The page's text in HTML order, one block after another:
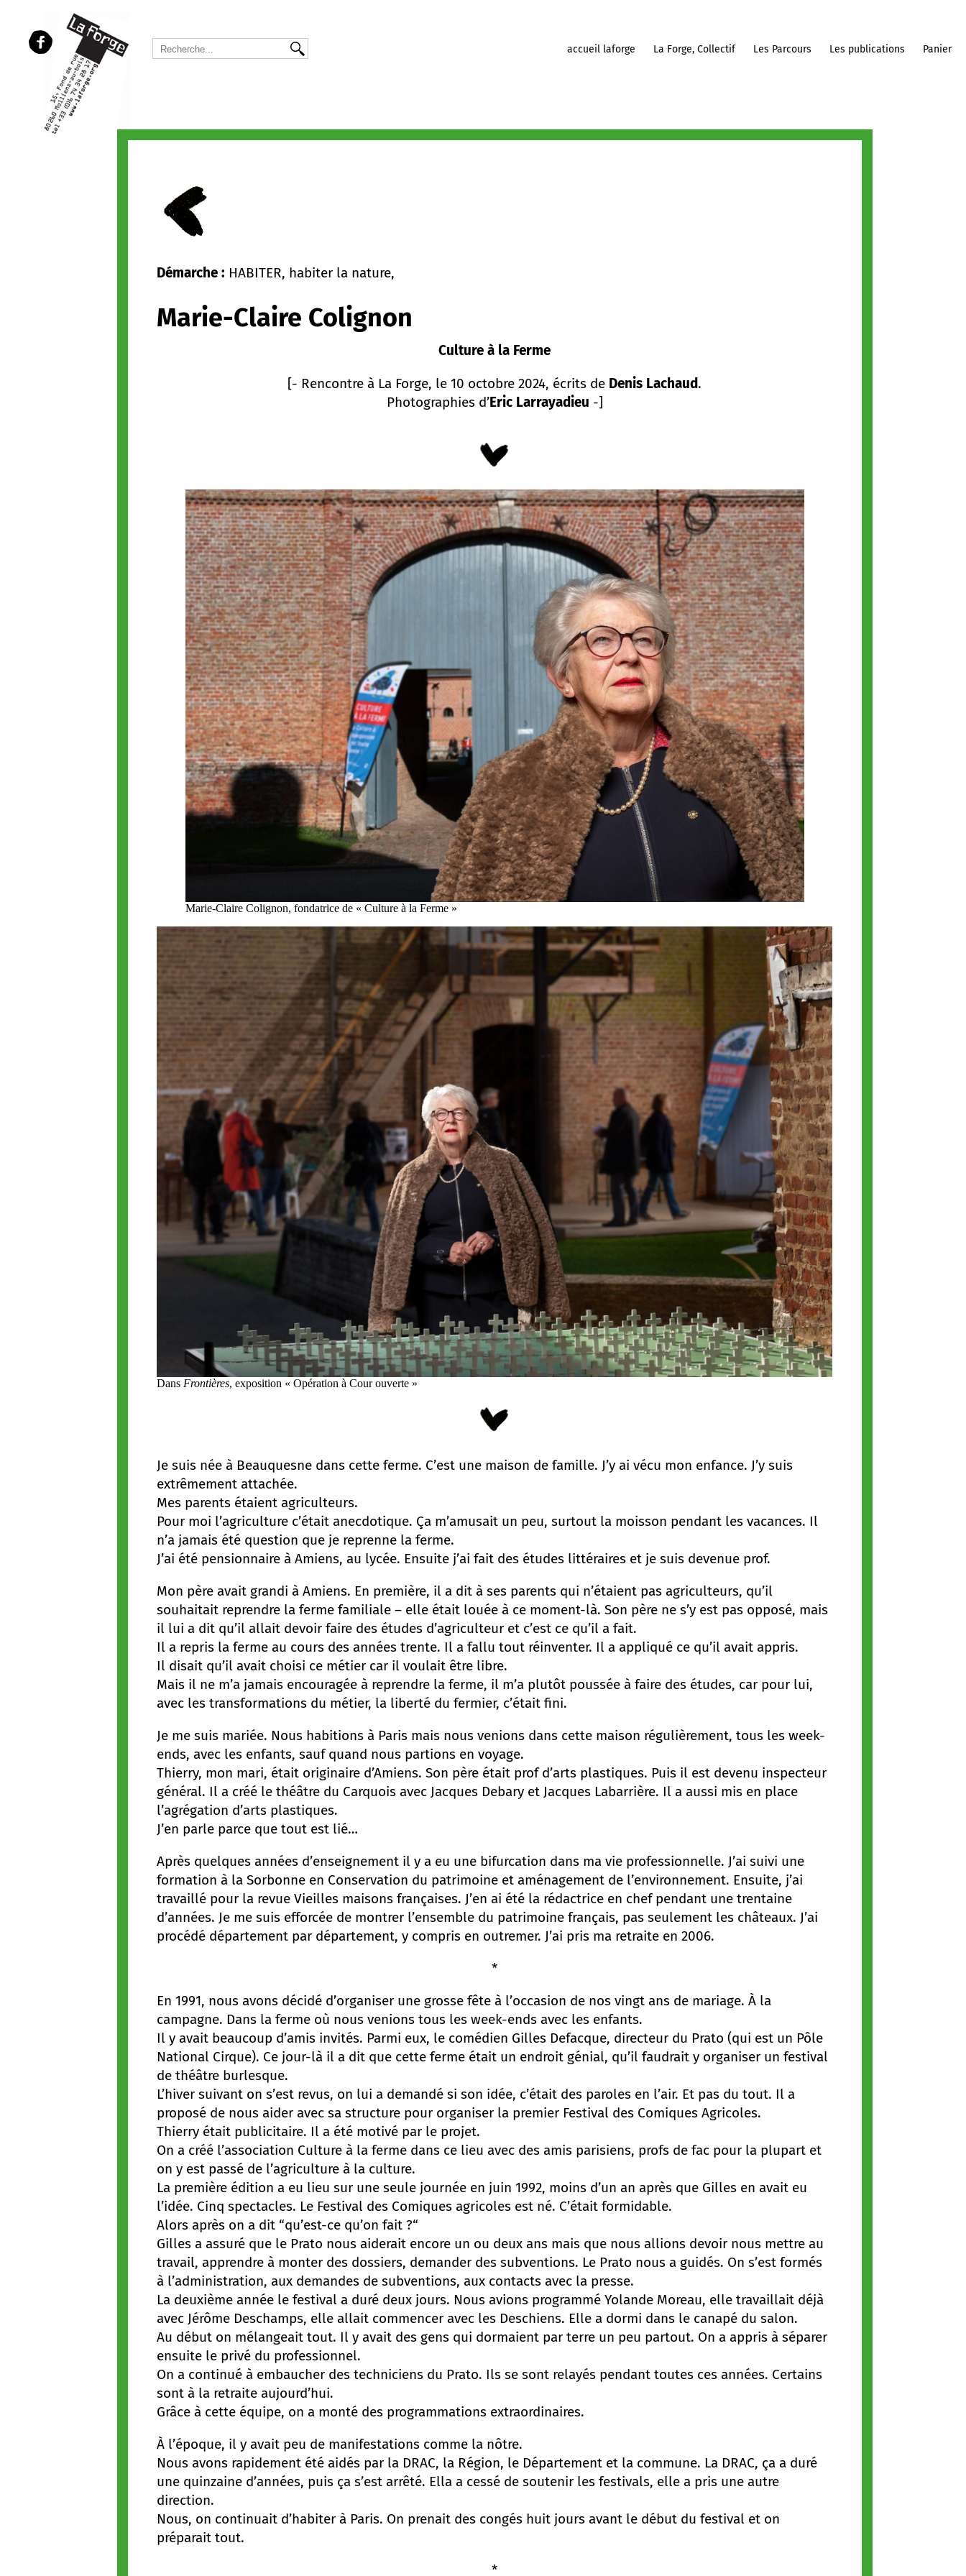
accueil laforge La Forge, Collectif Les Parcours Les publications Panier
Démarche : HABITER, habiter la nature,
Marie-Claire Colignon
Culture à la Ferme
[- Rencontre à La Forge, le 10 octobre 2024, écrits de Denis Lachaud.
Photographies d’Eric Larrayadieu -]
Marie-Claire Colignon, fondatrice de « Culture à la Ferme »
Dans Frontières, exposition « Opération à Cour ouverte »
Je suis née à Beauquesne dans cette ferme. C’est une maison de famille. J’y ai vécu mon enfance. J’y suis
extrêmement attachée.
Mes parents étaient agriculteurs.
Pour moi l’agriculture c’était anecdotique. Ça m’amusait un peu, surtout la moisson pendant les vacances. Il
n’a jamais été question que je reprenne la ferme.
J’ai été pensionnaire à Amiens, au lycée. Ensuite j’ai fait des études littéraires et je suis devenue prof.
Mon père avait grandi à Amiens. En première, il a dit à ses parents qui n’étaient pas agriculteurs, qu’il
souhaitait reprendre la ferme familiale – elle était louée à ce moment-là. Son père ne s’y est pas opposé, mais
il lui a dit qu’il allait devoir faire des études d’agriculteur et c’est ce qu’il a fait.
Il a repris la ferme au cours des années trente. Il a fallu tout réinventer. Il a appliqué ce qu’il avait appris.
Il disait qu’il avait choisi ce métier car il voulait être libre.
Mais il ne m’a jamais encouragée à reprendre la ferme, il m’a plutôt poussée à faire des études, car pour lui,
avec les transformations du métier, la liberté du fermier, c’était fini.
Je me suis mariée. Nous habitions à Paris mais nous venions dans cette maison régulièrement, tous les week-
ends, avec les enfants, sauf quand nous partions en voyage.
Thierry, mon mari, était originaire d’Amiens. Son père était prof d’arts plastiques. Puis il est devenu inspecteur
général. Il a créé le théâtre du Carquois avec Jacques Debary et Jacques Labarrière. Il a aussi mis en place
l’agrégation d’arts plastiques.
J’en parle parce que tout est lié…
Après quelques années d’enseignement il y a eu une bifurcation dans ma vie professionnelle. J’ai suivi une
formation à la Sorbonne en Conservation du patrimoine et aménagement de l’environnement. Ensuite, j’ai
travaillé pour la revue Vieilles maisons françaises. J’en ai été la rédactrice en chef pendant une trentaine
d’années. Je me suis efforcée de montrer l’ensemble du patrimoine français, pas seulement les châteaux. J’ai
procédé département par département, y compris en outremer. J’ai pris ma retraite en 2006.
*
En 1991, nous avons décidé d’organiser une grosse fête à l’occasion de nos vingt ans de mariage. À la
campagne. Dans la ferme où nous venions tous les week-ends avec les enfants.
Il y avait beaucoup d’amis invités. Parmi eux, le comédien Gilles Defacque, directeur du Prato (qui est un Pôle
National Cirque). Ce jour-là il a dit que cette ferme était un endroit génial, qu’il faudrait y organiser un festival
de théâtre burlesque.
L’hiver suivant on s’est revus, on lui a demandé si son idée, c’était des paroles en l’air. Et pas du tout. Il a
proposé de nous aider avec sa structure pour organiser la premier Festival des Comiques Agricoles.
Thierry était publicitaire. Il a été motivé par le projet.
On a créé l’association Culture à la ferme dans ce lieu avec des amis parisiens, profs de fac pour la plupart et
on y est passé de l’agriculture à la culture.
La première édition a eu lieu sur une seule journée en juin 1992, moins d’un an après que Gilles en avait eu
l’idée. Cinq spectacles. Le Festival des Comiques agricoles est né. C’était formidable.
Alors après on a dit “qu’est-ce qu’on fait ?“
Gilles a assuré que le Prato nous aiderait encore un ou deux ans mais que nous allions devoir nous mettre au
travail, apprendre à monter des dossiers, demander des subventions. Le Prato nous a guidés. On s’est formés
à l’administration, aux demandes de subventions, aux contacts avec la presse.
La deuxième année le festival a duré deux jours. Nous avions programmé Yolande Moreau, elle travaillait déjà
avec Jérôme Deschamps, elle allait commencer avec les Deschiens. Elle a dormi dans le canapé du salon.
Au début on mélangeait tout. Il y avait des gens qui dormaient par terre un peu partout. On a appris à séparer
ensuite le privé du professionnel.
On a continué à embaucher des techniciens du Prato. Ils se sont relayés pendant toutes ces années. Certains
sont à la retraite aujourd’hui.
Grâce à cette équipe, on a monté des programmations extraordinaires.
À l’époque, il y avait peu de manifestations comme la nôtre.
Nous avons rapidement été aidés par la DRAC, la Région, le Département et la commune. La DRAC, ça a duré
une quinzaine d’années, puis ça s’est arrêté. Ella a cessé de soutenir les festivals, elle a pris une autre
direction.
Nous, on continuait d’habiter à Paris. On prenait des congés huit jours avant le début du festival et on
préparait tout.
*